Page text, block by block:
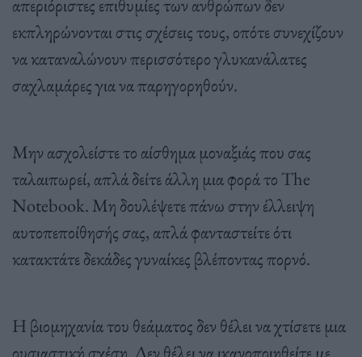
απεριόριστες επιθυμίες των ανθρώπων δεν
εκπληρώνονται στις σχέσεις τους, οπότε συνεχίζουν
να καταναλώνουν περισσότερο γλυκανάλατες
σαχλαμάρες για να παρηγορηθούν.
Μην ασχολείστε το αίσθημα μοναξιάς που σας
ταλαιπωρεί, απλά δείτε άλλη μια φορά το The
Notebook. Μη δουλέψετε πάνω στην έλλειψη
αυτοπεποίθησής σας, απλά φανταστείτε ότι
κατακτάτε δεκάδες γυναίκες βλέποντας πορνό.
Η βιομηχανία του θεάματος δεν θέλει να χτίσετε μια